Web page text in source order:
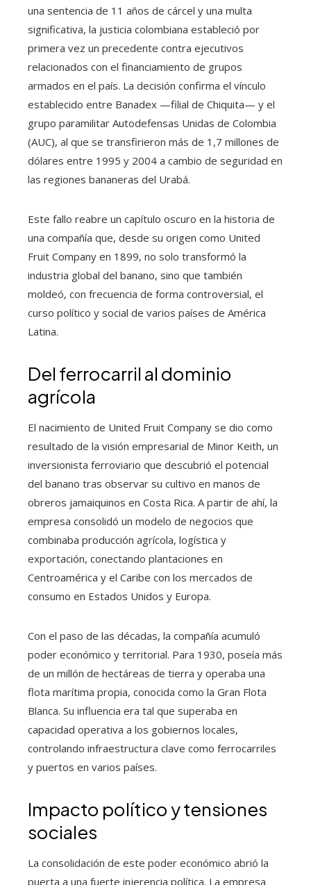
una sentencia de 11 años de cárcel y una multa
significativa, la justicia colombiana estableció por
primera vez un precedente contra ejecutivos
relacionados con el financiamiento de grupos
armados en el país. La decisión confirma el vínculo
establecido entre Banadex —filial de Chiquita— y el
grupo paramilitar Autodefensas Unidas de Colombia
(AUC), al que se transfirieron más de 1,7 millones de
dólares entre 1995 y 2004 a cambio de seguridad en
las regiones bananeras del Urabá.
Este fallo reabre un capítulo oscuro en la historia de
una compañía que, desde su origen como United
Fruit Company en 1899, no solo transformó la
industria global del banano, sino que también
moldeó, con frecuencia de forma controversial, el
curso político y social de varios países de América
Latina.
Del ferrocarril al dominio
agrícola
El nacimiento de United Fruit Company se dio como
resultado de la visión empresarial de Minor Keith, un
inversionista ferroviario que descubrió el potencial
del banano tras observar su cultivo en manos de
obreros jamaiquinos en Costa Rica. A partir de ahí, la
empresa consolidó un modelo de negocios que
combinaba producción agrícola, logística y
exportación, conectando plantaciones en
Centroamérica y el Caribe con los mercados de
consumo en Estados Unidos y Europa.
Con el paso de las décadas, la compañía acumuló
poder económico y territorial. Para 1930, poseía más
de un millón de hectáreas de tierra y operaba una
flota marítima propia, conocida como la Gran Flota
Blanca. Su influencia era tal que superaba en
capacidad operativa a los gobiernos locales,
controlando infraestructura clave como ferrocarriles
y puertos en varios países.
Impacto político y tensiones
sociales
La consolidación de este poder económico abrió la
puerta a una fuerte injerencia política. La empresa